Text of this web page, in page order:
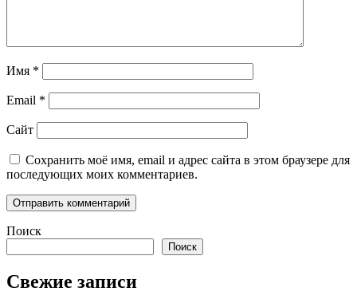
Имя *
Email *
Сайт
Сохранить моё имя, email и адрес сайта в этом браузере для
последующих моих комментариев.
Поиск
Поиск
Свежие записи